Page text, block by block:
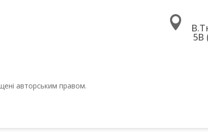

5В
авторським правом.